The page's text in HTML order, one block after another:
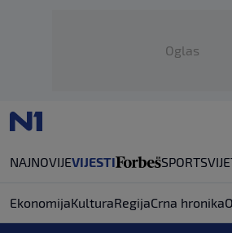
Oglas
NAJNOVIJEVIJESTI SPORT
EkonomijaKulturaRegijaCrna hronika